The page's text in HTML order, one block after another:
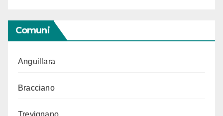
Comuni
Anguillara
Bracciano
Trevignano